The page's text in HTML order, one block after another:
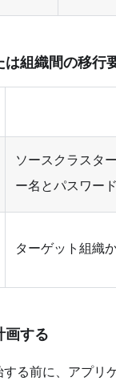
組織間の移行
ソースクラスタ
ー名とパスワード
ターゲット組織
画する
る前に、アプリ